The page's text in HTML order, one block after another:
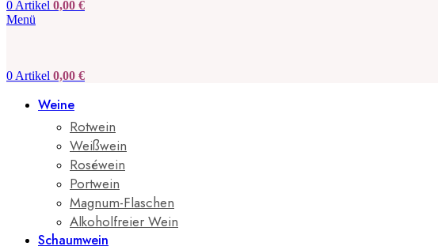
0 Artikel 0,00 €
Menü
0 Artikel 0,00 €
Weine
Rotwein
Weißwein
Roséwein
Portwein
Magnum-Flaschen
Alkoholfreier Wein
Schaumwein